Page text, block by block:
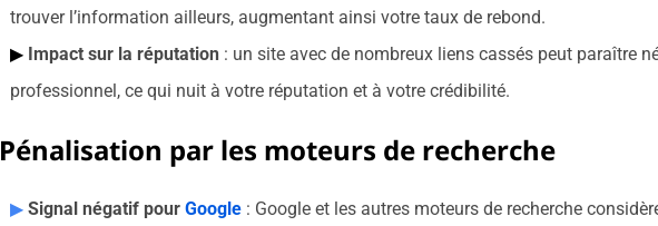
trouver l’information ailleurs, augmentant ainsi votre taux de rebond.
Impact sur la réputation : un site avec de nombreux liens cassés peut paraître
professionnel, ce qui nuit à votre réputation et à votre crédibilité.
Pénalisation par les moteurs de recherche
Signal négatif pour Google: Google et les autres moteurs de recherche